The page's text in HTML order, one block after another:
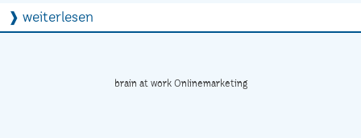
❱ weiterlesen
brain at work Onlinemarketing